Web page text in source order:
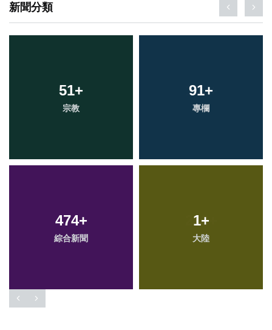
新聞分類
51+
宗教
91+
專欄
474+
綜合新聞
1+
大陸